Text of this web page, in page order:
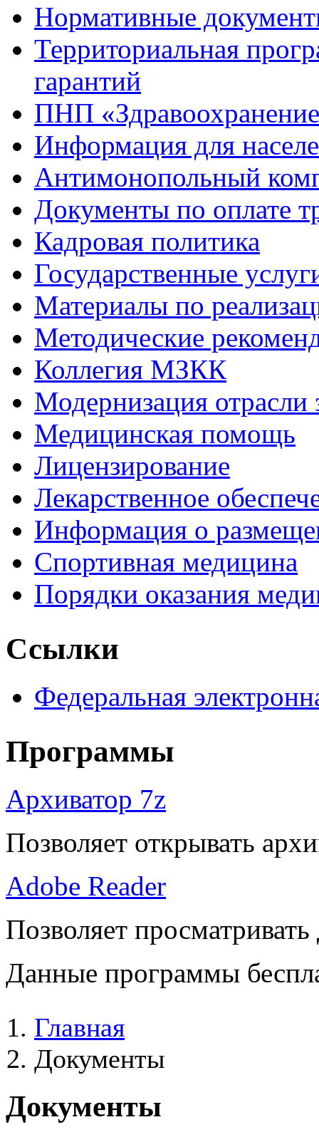
Нормативные
Территориальная
гарантий
ПНП
Информация для
Антимонопольный
Документы по оплате
Кадровая политика
Государственные
Материалы по
Методические
Коллегия МЗКК
Модернизация отрасли
Медицинская помощь
Лицензирование
Лекарственное
Информация о
Спортивная медицина
Порядки оказания
Ссылки
Федеральная
Программы
Архиватор 7z
Позволяет открывать
Adobe Reader
Позволяет
Данные программы
Главная
Документы
Документы